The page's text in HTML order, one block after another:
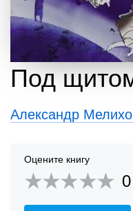
Под
Александр
Оцените книгу
0